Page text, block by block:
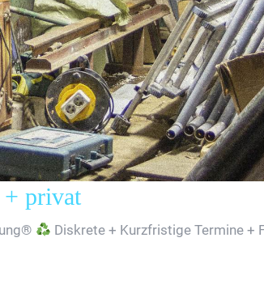
privat
Diskrete + Kurzfristige Termine +